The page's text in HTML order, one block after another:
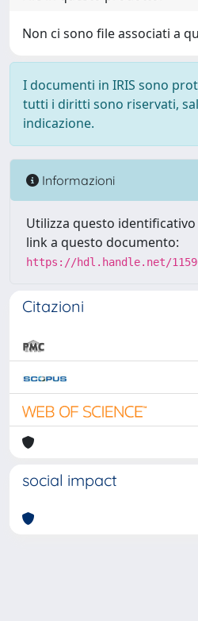
Non ci sono file associati a
I documenti in IRIS sono
tutti i diritti sono riservati,
indicazione.
Informazioni
Utilizza questo
link a questo documento:
https://hdl.handle.net/
Citazioni
social impact